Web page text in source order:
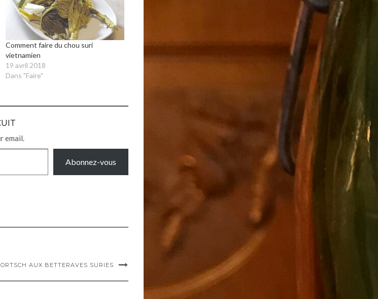
Comment faire du chou suri
vietnamien
19 avril 2018
Dans "Faire"
email.
Abonnez-vous
AUX BETTERAVES SURIES